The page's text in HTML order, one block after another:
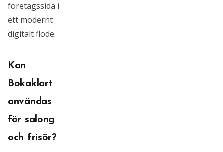
företagssida i
ett modernt
digitalt flöde.
Kan
Bokaklart
användas
för salong
och frisör?